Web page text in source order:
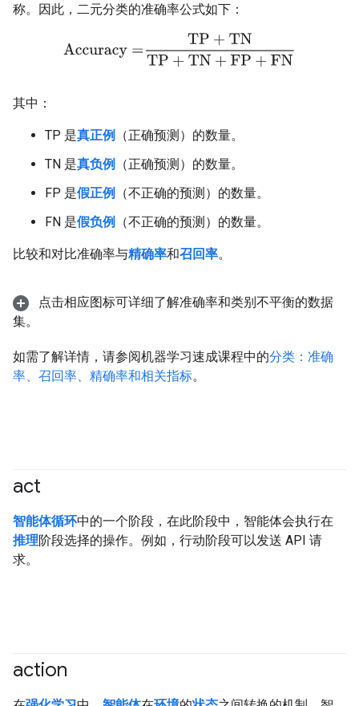
称。因此，二元分类的准确率公式如下：
TP+TN +FP+
其中：
TP 是真正例
（正确预测）的数量。
TN 是真负例
（正确预测）的数量。
FP 是假正例
（不正确的预测）的数量。
FN 是假负例 （不正确的预测）的数量。
比较和对比准确率与精确率和召回率。
点击相应图标可详细了解准确率和类别不平衡的数据
集。
如需了解详情，请参阅机器学习速成课程中的分类：准确
率、召回率、精确率和相关指标。
act
智能体循环中的一个阶段，在此阶段中，智能体会执行在
推理阶段选择的操作。例如，行动阶段可以发送 API 请
求。
action